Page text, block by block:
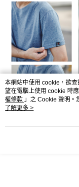
本網站中使用 cookie，欲
望在電腦上使用 cookie 時
權條款 」之 Cookie 聲明。
用條款之 Cookie 聲明使用
了解更多 >